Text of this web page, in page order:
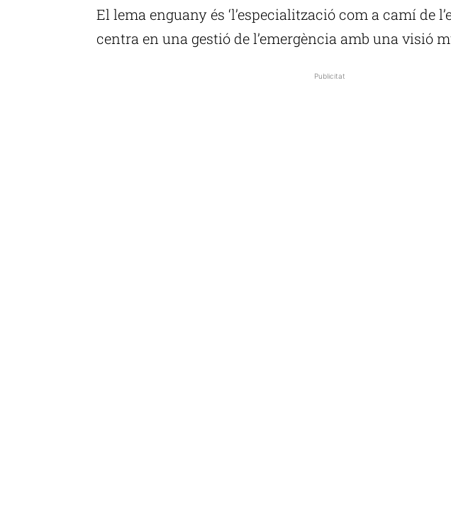
El lema enguany és ‘l’especialització com a camí de
centra en una gestió de l’emergència amb una visió
Publicitat